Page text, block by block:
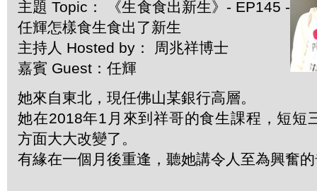
主題 Topic： 《生食食出新生》- EP145 -
任輝怎樣食生食出了新生
主持人 Hosted by： 周兆祥博士
嘉賓 Guest：任輝
她來自東北，現任佛山某銀行高層。
她在2018年1月來到祥哥的食生課程，短短
方面大大改變了。
有緣在一個月後重逢，聽她講令人至為興奮